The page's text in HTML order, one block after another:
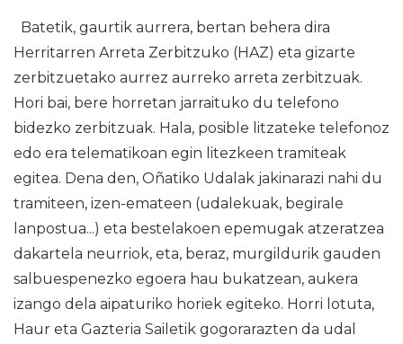
Batetik, gaurtik aurrera, bertan behera dira
Herritarren Arreta Zerbitzuko (HAZ) eta gizarte
zerbitzuetako aurrez aurreko arreta zerbitzuak.
Hori bai, bere horretan jarraituko du telefono
bidezko zerbitzuak. Hala, posible litzateke telefonoz
edo era telematikoan egin litezkeen tramiteak
egitea. Dena den, Oñatiko Udalak jakinarazi nahi du
tramiteen, izen-emateen (udalekuak, begirale
lanpostua...) eta bestelakoen epemugak atzeratzea
dakartela neurriok, eta, beraz, murgildurik gauden
salbuespenezko egoera hau bukatzean, aukera
izango dela aipaturiko horiek egiteko. Horri lotuta,
Haur eta Gazteria Sailetik gogorarazten da udal